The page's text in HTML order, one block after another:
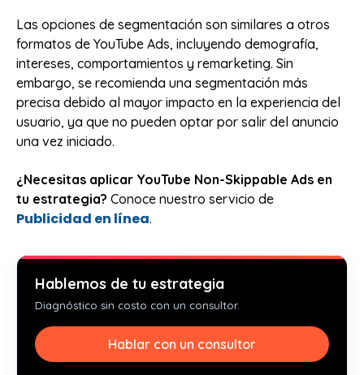
Las opciones de segmentación son similares a otros
formatos de YouTube Ads, incluyendo demografía,
intereses, comportamientos y remarketing. Sin
embargo, se recomienda una segmentación más
precisa debido al mayor impacto en la experiencia del
usuario, ya que no pueden optar por salir del anuncio
una vez iniciado.
¿Necesitas aplicar YouTube Non-Skippable Ads en
tu estrategia? Conoce nuestro servicio de
Publicidad en línea.
Hablemos de tu estrategia
Diagnóstico sin costo con un consultor.
Hablar con un consultor